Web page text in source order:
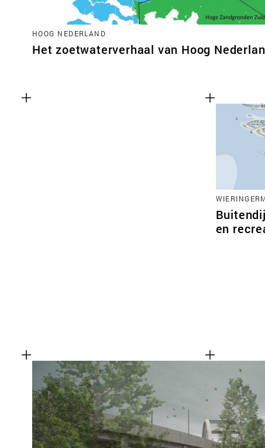
HOOG NEDERLAND
Het zoetwaterverhaal van Hoog
en